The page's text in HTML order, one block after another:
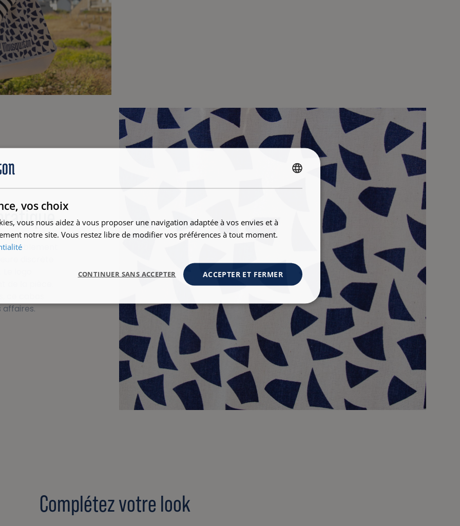
discrète
logo
la pièce.
ce cabas
affaires.
Complétez votre look
vos choix
vous nous aidez à vous proposer une navigation adaptée à vos envies et à
notre site. Vous restez libre de modifier vos préférences à tout moment.
ACCEPTER ET FERMER
CONTINUER SANS ACCEPTER